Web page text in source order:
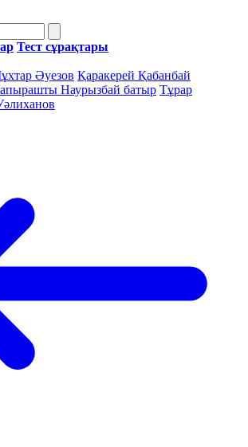
Тест сұрақтары
Әуезов Қаракерей Қабанбай
Наурызбай батыр Тұрар